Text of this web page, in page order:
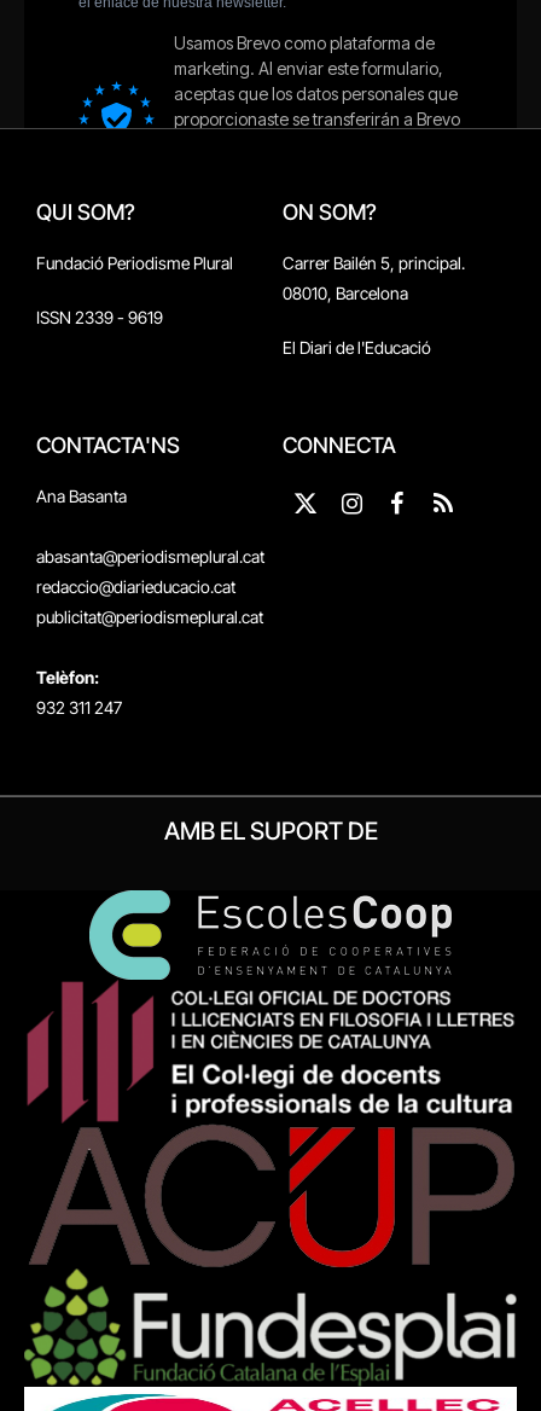
QUI SOM?
Fundació Periodisme Plural
ISSN 2339 - 9619
ON SOM?
Carrer Bailén 5, principal.
08010, Barcelona
El Diari de l'Educació
CONTACTA'NS
Ana Basanta
abasanta@periodismeplural.cat
redaccio@diarieducacio.cat
publicitat@periodismeplural.cat
Telèfon:
932 311 247
CONNECTA
X
Instagram
Facebook
RSS
AMB EL SUPORT DE